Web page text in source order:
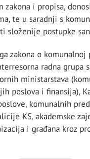
zakona i propisa,
te u saradnji s
složenije postupke
zakona o
radna grupa
ministarstava
poslova i finansija),
komunalnih
KS, akademske
i građana kroz